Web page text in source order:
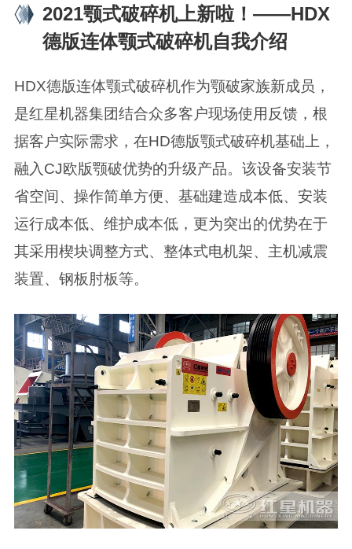
2021颚式破碎机上新啦！——HDX
德版连体颚式破碎机自我介绍
HDX德版连体颚式破碎机作为颚破家族新成员，
是红星机器集团结合众多客户现场使用反馈，根
据客户实际需求，在HD德版颚式破碎机基础上，
融入CJ欧版颚破优势的升级产品。该设备安装节
省空间、操作简单方便、基础建造成本低、安装
运行成本低、维护成本低，更为突出的优势在于
其采用楔块调整方式、整体式电机架、主机减震
装置、钢板肘板等。